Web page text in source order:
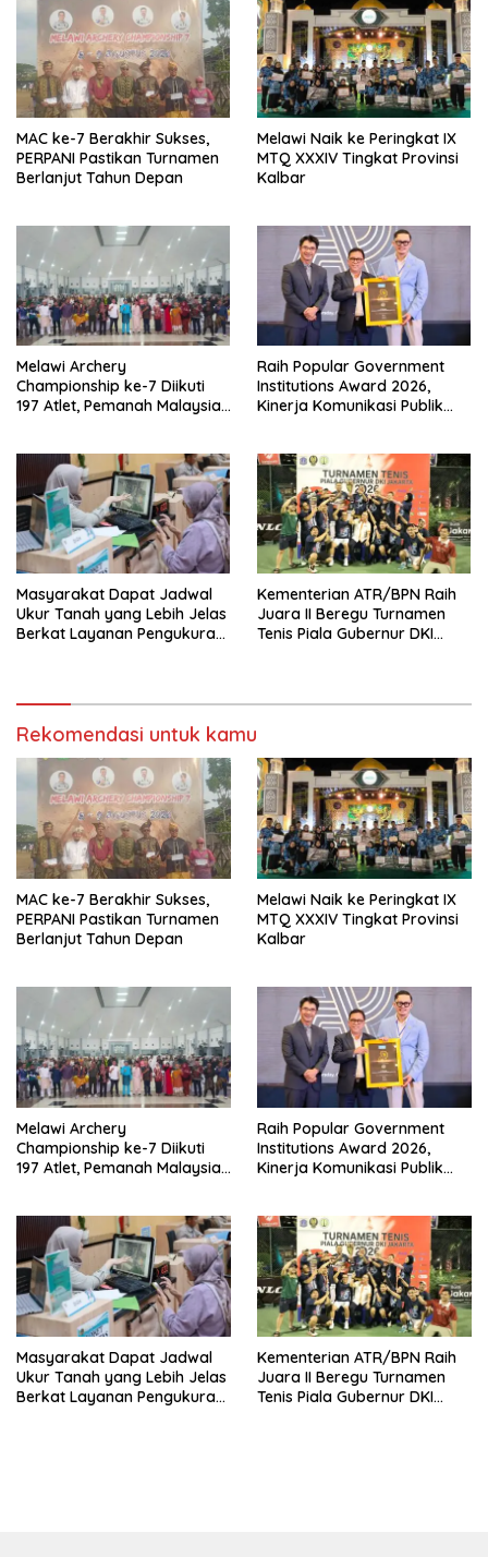
MAC ke-7 Berakhir Sukses,
PERPANI Pastikan Turnamen
Berlanjut Tahun Depan
Melawi Naik ke Peringkat IX
MTQ XXXIV Tingkat Provinsi
Kalbar
Melawi Archery
Championship ke-7 Diikuti
197 Atlet, Pemanah Malaysia
Raih Popular Government
Institutions Award 2026,
Kinerja Komunikasi Publik
Masyarakat Dapat Jadwal
Ukur Tanah yang Lebih Jelas
Berkat Layanan Pengukuran
Kementerian ATR/BPN Raih
Juara II Beregu Turnamen
Tenis Piala Gubernur DKI
Rekomendasi untuk kamu
MAC ke-7 Berakhir Sukses,
PERPANI Pastikan Turnamen
Berlanjut Tahun Depan
Melawi Naik ke Peringkat IX
MTQ XXXIV Tingkat Provinsi
Kalbar
Melawi Archery
Championship ke-7 Diikuti
197 Atlet, Pemanah Malaysia
Raih Popular Government
Institutions Award 2026,
Kinerja Komunikasi Publik
Masyarakat Dapat Jadwal
Ukur Tanah yang Lebih Jelas
Berkat Layanan Pengukuran
Kementerian ATR/BPN Raih
Juara II Beregu Turnamen
Tenis Piala Gubernur DKI